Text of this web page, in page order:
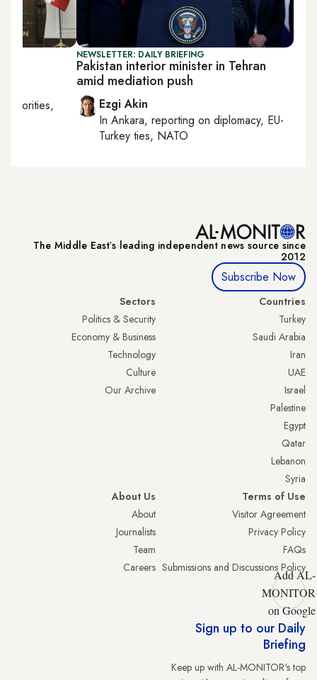
NEWSLETTER: DAILY BRIEFING
Pakistan interior minister in Tehran
amid mediation push
Ezgi Akin
In Ankara, reporting on diplomacy, EU-
Turkey ties, NATO
minorities,
The Middle Eastʼs leading independent news source since
2012
Subscribe Now
Countries
Turkey
Saudi Arabia
Iran
UAE
Israel
Palestine
Egypt
Qatar
Lebanon
Syria
Sectors
Politics & Security
Economy & Business
Technology
Culture
Our Archive
Terms of Use
Visitor Agreement
Privacy Policy
FAQs
Submissions and Discussions Policy
About Us
About
Journalists
Team
Careers
Add AL-
MONITOR
on Google
Sign up to our Daily
Briefing
Keep up with AL-MONITOR's top